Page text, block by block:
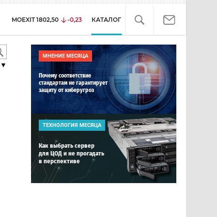
MOEXIT 1802,50 -0,23 КАТАЛОГ
▼
МНЕНИЕ МЕСЯЦА
Почему соответствие
стандартам не гарантирует
защиту от киберугроз
ТЕХНОЛОГИЯ МЕСЯЦА
Как выбрать сервер
для ЦОД и не прогадать
в перспективе